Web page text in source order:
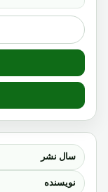
سال نشر
نویسنده